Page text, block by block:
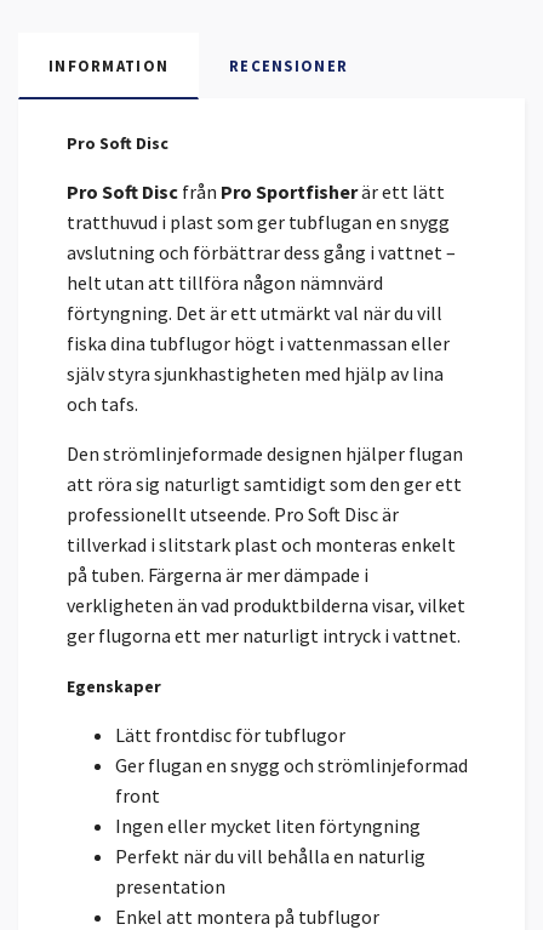
INFORMATION RECENSIONER
Pro Soft Disc
Pro Soft Disc från Pro Sportfisherär ett lätt
tratthuvud i plast som ger tubflugan en snygg
avslutning och förbättrar dess gång i vattnet –
helt utan att tillföra någon nämnvärd
förtyngning. Det är ett utmärkt val när du vill
fiska dina tubflugor högt i vattenmassan eller
själv styra sjunkhastigheten med hjälp av lina
och tafs.
Den strömlinjeformade designen hjälper flugan
att röra sig naturligt samtidigt som den ger ett
professionellt utseende. Pro Soft Disc är
tillverkad i slitstark plast och monteras enkelt
på tuben. Färgerna är mer dämpade i
verkligheten än vad produktbilderna visar, vilket
ger flugorna ett mer naturligt intryck i vattnet.
Egenskaper
Lätt frontdisc för tubflugor
Ger flugan en snygg och strömlinjeformad
front
Ingen eller mycket liten förtyngning
Perfekt när du vill behålla en naturlig
presentation
Enkel att montera på tubflugor